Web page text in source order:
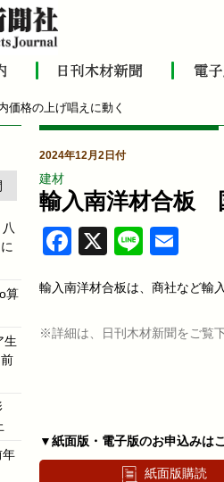
格の上げ唱えに動く
2024年12月2日付
建材
輸入南洋材合板
Facebook
X Line
輸入南洋材合板は、商社など輸
※詳細は、日刊木材新聞をご覧
▼紙面版・電子版のお申込みは
紙面版購読
算
生